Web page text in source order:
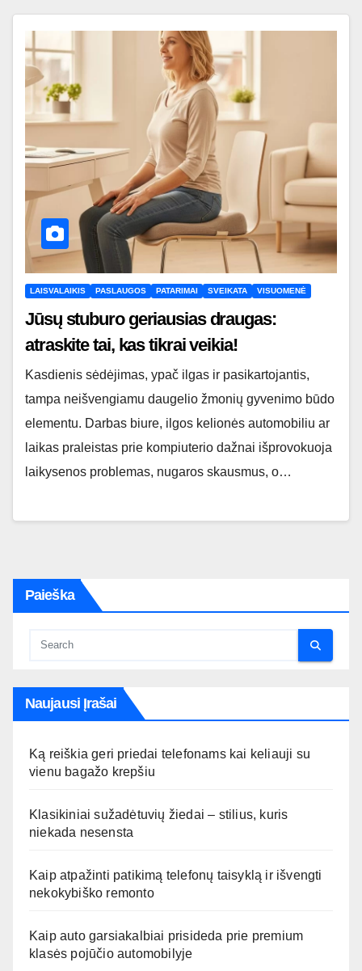
LAISVALAIKIS PASLAUGOS PATARIMAI SVEIKATA VISUOMENĖ
Jūsų stuburo geriausias draugas:
atraskite tai, kas tikrai veikia!
Kasdienis sėdėjimas, ypač ilgas ir pasikartojantis,
tampa neišvengiamu daugelio žmonių gyvenimo būdo
elementu. Darbas biure, ilgos kelionės automobiliu ar
laikas praleistas prie kompiuterio dažnai išprovokuoja
laikysenos problemas, nugaros skausmus, o…
Paieška
Naujausi Įrašai
Ką reiškia geri priedai telefonams kai keliauji su
vienu bagažo krepšiu
Klasikiniai sužadėtuvių žiedai – stilius, kuris
niekada nesensta
Kaip atpažinti patikimą telefonų taisyklą ir išvengti
nekokybiško remonto
Kaip auto garsiakalbiai prisideda prie premium
klasės pojūčio automobilyje